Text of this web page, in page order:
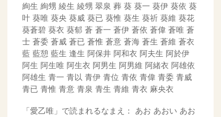
絢生 絢甥 綾生 綾甥 翠泉 葬 葵 葵一 葵伊 葵依 葵
叶 葵唯 葵央 葵威 葵已 葵惟 葵生 葵祈 葵維 葵花
葵蒼碧 葵衣 葵郁 蒼 蒼一 蒼伊 蒼依 蒼偉 蒼唯 蒼
士 蒼委 蒼威 蒼已 蒼惟 蒼意 蒼海 蒼生 蒼維 蒼衣
藍 藍憩 藍生 逢生 阿保井 阿和衣 阿夫生 阿於伊
阿生 阿生唯 阿生衣 阿男生 阿男維 阿緒衣 阿雄依
阿雄生 青一 青以 青伊 青位 青依 青偉 青委 青威
青已 青惟 青意 青泉 青生 青維 青衣 麻央衣
「愛乙唯」で読まれるなまえ： あお あおい あお